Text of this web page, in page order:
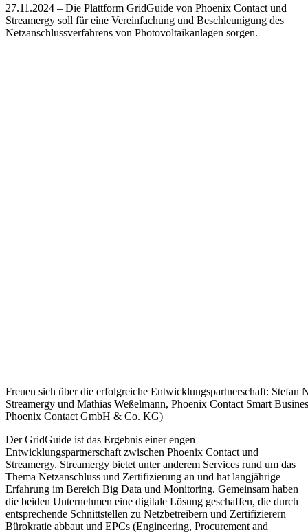
27.11.2024 – Die Plattform GridGuide von Phoenix Contact und
Streamergy soll für eine Vereinfachung und Beschleunigung des
Netzanschlussverfahrens von Photovoltaikanlagen sorgen.
Freuen sich über die erfolgreiche Entwicklungspartnerschaft: Stefan
Streamergy und Mathias Weßelmann, Phoenix Contact Smart
Phoenix Contact GmbH & Co. KG)
Der GridGuide ist das Ergebnis einer engen
Entwicklungspartnerschaft zwischen Phoenix Contact und
Streamergy. Streamergy bietet unter anderem Services rund um das
Thema Netzanschluss und Zertifizierung an und hat langjährige
Erfahrung im Bereich Big Data und Monitoring. Gemeinsam haben
die beiden Unternehmen eine digitale Lösung geschaffen, die durch
entsprechende Schnittstellen zu Netzbetreibern und Zertifizierern
Bürokratie abbaut und EPCs (Engineering, Procurement and